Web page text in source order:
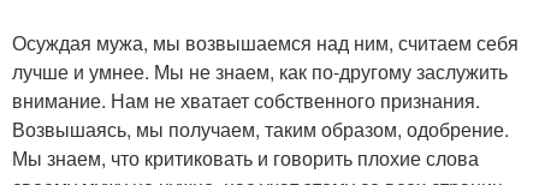
Осуждая мужа, мы возвышаемся над ним, считаем себя
лучше и умнее. Мы не знаем, как по-другому заслужить
внимание. Нам не хватает собственного признания.
Возвышаясь, мы получаем, таким образом, одобрение.
Мы знаем, что критиковать и говорить плохие слова